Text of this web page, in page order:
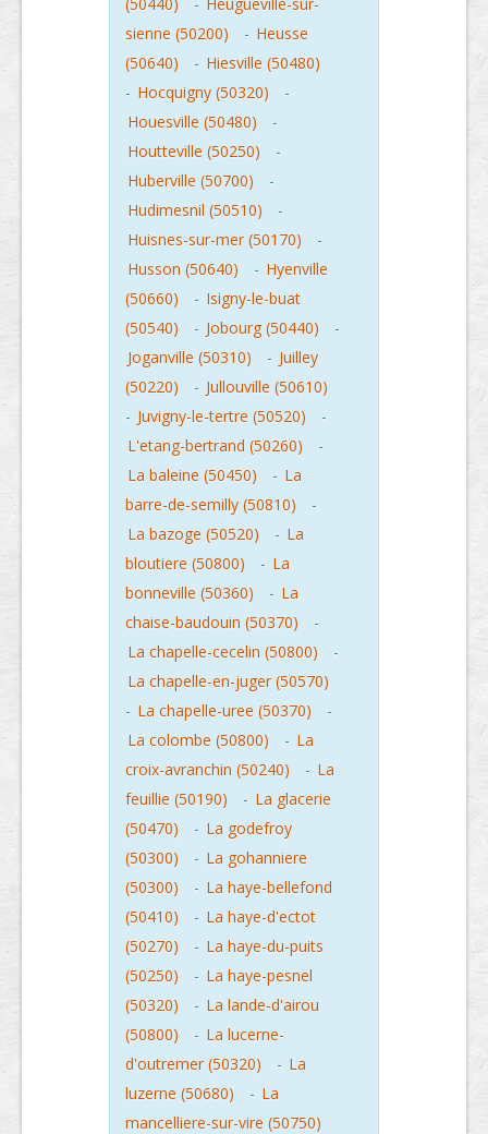
sienne (50200)
- Heusse
(50640)
- Hiesville (50480)
- Hocquigny (50320)
-
Houesville (50480)
-
Houtteville (50250)
-
Huberville (50700)
-
Hudimesnil (50510)
-
Huisnes-sur-mer (50170)
-
Husson (50640)
- Hyenville
(50660)
- Isigny-le-buat
(50540)
- Jobourg (50440)
-
Joganville (50310)
- Juilley
(50220)
- Jullouville (50610)
- Juvigny-le-tertre (50520)
-
L'etang-bertrand (50260)
-
La baleine (50450)
- La
barre-de-semilly (50810)
-
La bazoge (50520)
- La
bloutiere (50800)
- La
bonneville (50360)
- La
chaise-baudouin (50370)
-
La chapelle-cecelin (50800)
-
La chapelle-en-juger (50570)
- La chapelle-uree (50370)
-
La colombe (50800)
- La
croix-avranchin (50240)
- La
feuillie (50190)
- La glacerie
(50470)
- La godefroy
(50300)
- La gohanniere
(50300)
- La haye-bellefond
(50410)
- La haye-d'ectot
(50270)
- La haye-du-puits
(50250)
- La haye-pesnel
(50320)
- La lande-d'airou
(50800)
- La lucerne-
d'outremer (50320)
- La
luzerne (50680)
- La
mancelliere-sur-vire (50750)